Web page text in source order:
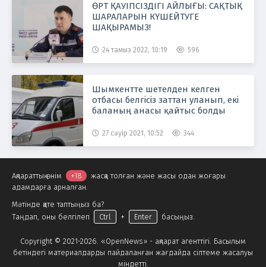
ӨРТ ҚАУІПСІЗДІГІ АЙЛЫҒЫ: САҚТЫҚ
ШАРАЛАРЫН КҮШЕЙТУГЕ
ШАҚЫРАМЫЗ!
24 тамыз 2022, 10:19 596
Шымкентте шетелден келген
отбасы белгісіз заттан уланып, екі
баланың анасы қайтыс болды
27 сәуір 2021, 10:52 344
Copyright © 2021-2026. «OpenNews» - ақпарат агенттігі. Басылым
бетіндегі материалдарды пайдаланған жағдайда сілтеме жасалуы
міндетті.
Ақпараттық өнім +18
жасқа толған және жасы одан жоғары
адамдарға арналған.
Мәтінде қате таптыңыз ба?
Таңдап, оны белгілеп
Ctrl + Enter басыңыз.